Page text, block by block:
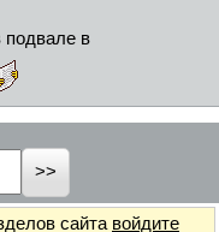
подвале в
сайта войдите